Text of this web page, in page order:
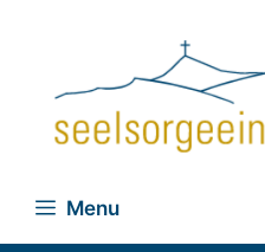
Menu